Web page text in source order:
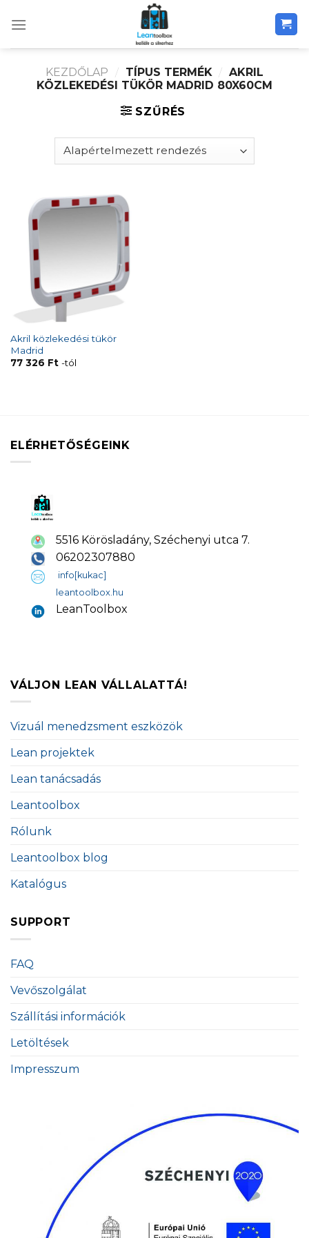
KEZDŐLAP / TÍPUS TERMÉK / AKRIL
KÖZLEKEDÉSI TÜKÖR MADRID 80X60CM
SZŰRÉS
Akril közlekedési tükör
Madrid
77 326 Ft-tól
ELÉRHETŐSÉGEINK
5516 Körösladány, Széchenyi utca 7.
06202307880
info[kukac]
leantoolbox.hu
LeanToolbox
VÁLJON LEAN VÁLLALATTÁ!
Vizuál menedzsment eszközök
Lean projektek
Lean tanácsadás
Leantoolbox
Rólunk
Leantoolbox blog
Katalógus
SUPPORT
FAQ
Vevőszolgálat
Szállítási információk
Letöltések
Impresszum